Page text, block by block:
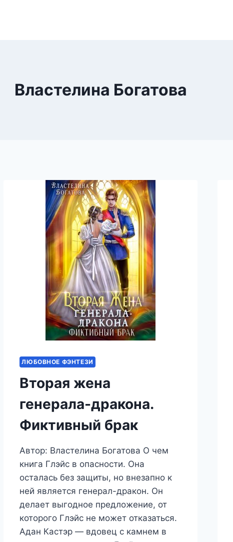
Властелина Богатова
ЛЮБОВНОЕ ФЭНТЕЗИ
Вторая жена
генерала-дракона.
Фиктивный брак
Автор: Властелина Богатова О чем
книга Глэйс в опасности. Она
осталась без защиты, но внезапно к
ней является генерал-дракон. Он
делает выгодное предложение, от
которого Глэйс не может отказаться.
Адан Кастэр — вдовец с камнем в